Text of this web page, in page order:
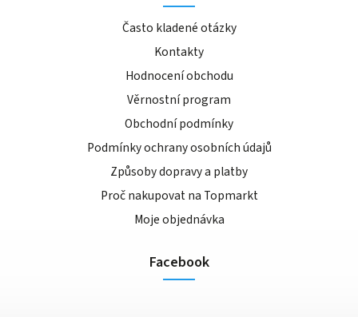
Často kladené otázky
Kontakty
Hodnocení obchodu
Věrnostní program
Obchodní podmínky
Podmínky ochrany osobních údajů
Způsoby dopravy a platby
Proč nakupovat na Topmarkt
Moje objednávka
Facebook